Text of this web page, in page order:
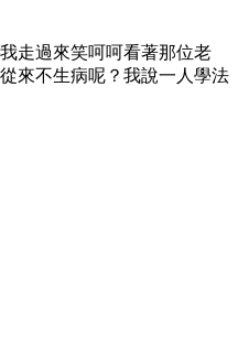
走過來笑呵呵看著那位老
來不生病呢？我說一人學法